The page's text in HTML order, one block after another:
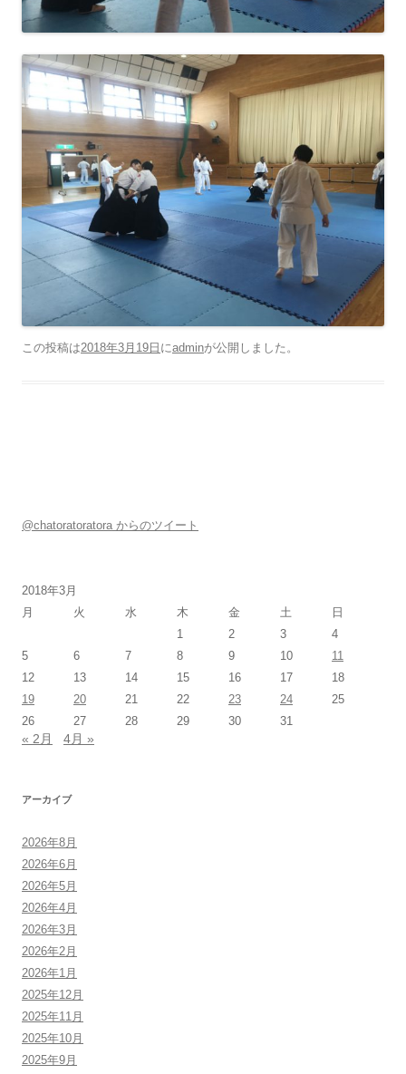
この投稿は2018年3月19日 にadminが公開しました 。
@chatoratoratora からのツイート
2018年3月
月
火 水 木 金 土
日
1
2 3
4
5
6 7 8 9 10
11
12
13 14 15 16 17
18
19
20 21 22 23 24
25
26
27 28 29 30 31
« 2月 4月 »
アーカイブ
2026年8月
2026年6月
2026年5月
2026年4月
2026年3月
2026年2月
2026年1月
2025年12月
2025年11月
2025年10月
2025年9月